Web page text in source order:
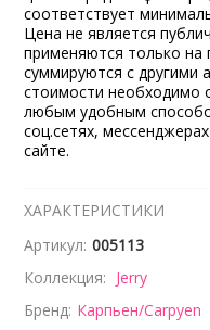
соответствует
Цена не является
применяются только на
суммируются с другими
стоимости необходимо
любым удобным
соц.сетях,
сайте.
ХАРАКТЕРИСТИКИ
Артикул: 005113
Коллекция: Jerry
Бренд: Карпьен/Carpyen